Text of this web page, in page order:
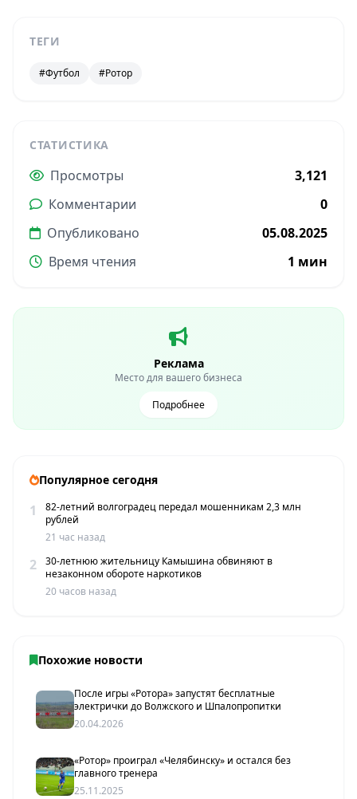
ТЕГИ
#Футбол #Ротор
СТАТИСТИКА
Просмотры
3,121
Комментарии
0
Опубликовано
05.08.2025
Время чтения
1 мин
Реклама
Место для вашего бизнеса
Подробнее
Популярное сегодня
1
82-летний волгоградец передал мошенникам 2,3 млн
рублей
21 час назад
2
30-летнюю жительницу Камышина обвиняют в
незаконном обороте наркотиков
20 часов назад
Похожие новости
После игры «Ротора» запустят бесплатные
электрички до Волжского и Шпалопропитки
20.04.2026
«Ротор» проиграл «Челябинску» и остался без
главного тренера
25.11.2025